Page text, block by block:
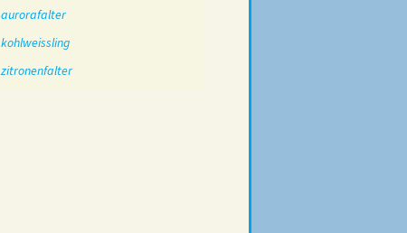
aurorafalter
kohlweissling
zitronenfalter